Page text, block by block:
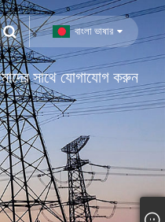
বাংলা ভাষার
সাথে যোগাযোগ করুন